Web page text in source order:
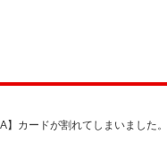
】カードが割れてしまいました